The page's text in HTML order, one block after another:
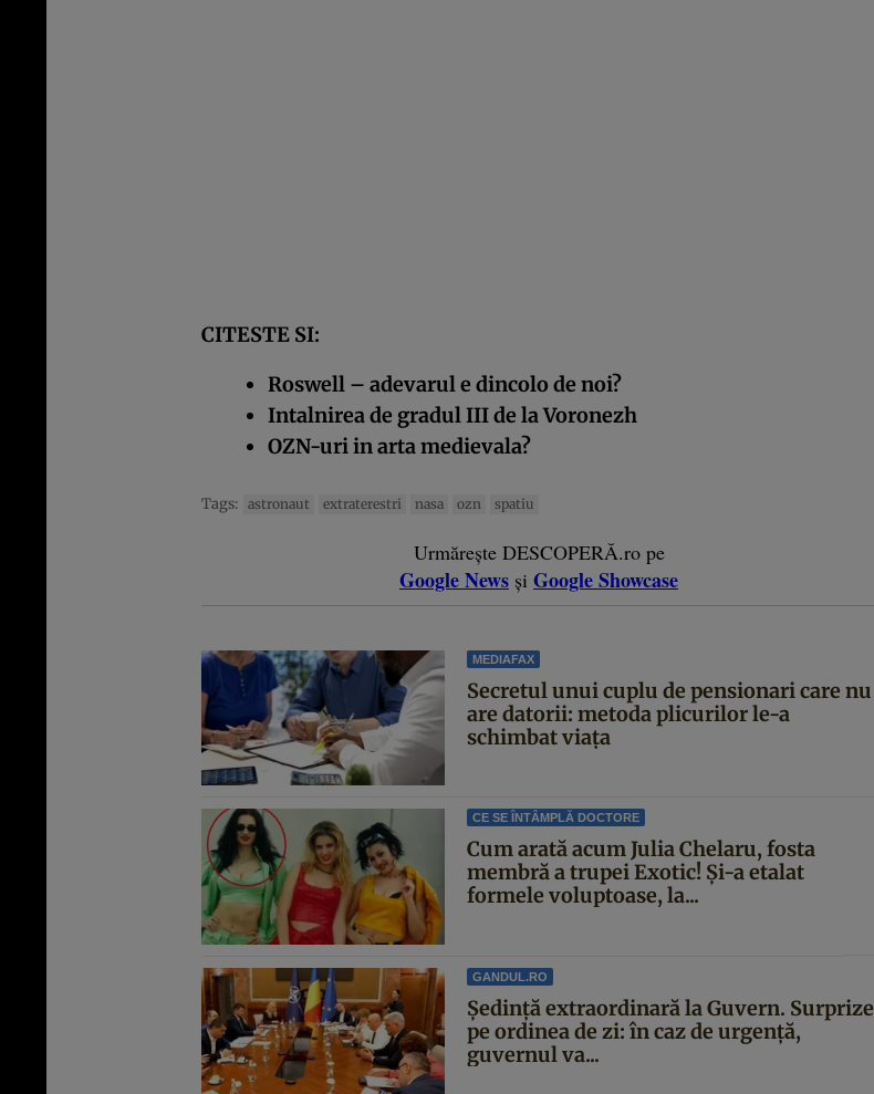
CITESTE SI:
Roswell – adevarul e dincolo de noi?
Intalnirea de gradul III de la Voronezh
OZN-uri in arta medievala?
Tags: astronaut extraterestri nasa ozn spatiu
Urmărește DESCOPERĂ.ro pe
Google News și Google Showcase
MEDIAFAX
Secretul unui cuplu de pensionari care nu
are datorii: metoda plicurilor le-a
schimbat viața
CE SE ÎNTÂMPLĂ DOCTORE
Cum arată acum Julia Chelaru, fosta
membră a trupei Exotic! Și-a etalat
formele voluptoase, la...
GANDUL.RO
Şedinţă extraordinară la Guvern. Surprize
pe ordinea de zi: în caz de urgență,
guvernul va...